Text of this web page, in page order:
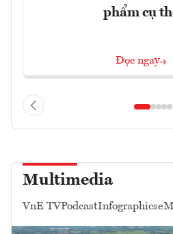
phẩm cụ
Đọc ngay
Multimedia
VnE TVPodcastInfographics